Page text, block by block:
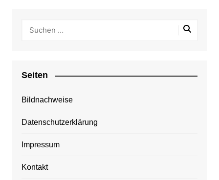
Seiten
Bildnachweise
Datenschutzerklärung
Impressum
Kontakt